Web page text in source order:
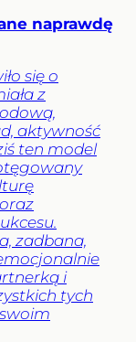
naprawdę
się o
z
aktywność
ten model
zadbana,
i
tych